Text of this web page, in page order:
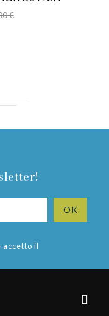
€Prezzo
accetto il
